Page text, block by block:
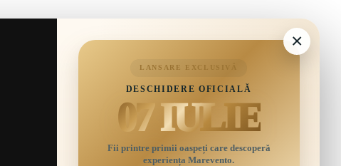
×
LANSARE EXCLUSIVĂ
DESCHIDERE OFICIALĂ
07 IULIE
Fii printre primii oaspeți care descoperă
experiența Marevento.